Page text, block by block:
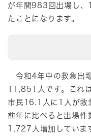
が年間983回出場し、
たことになります。
令和4年中の救急出
11,851人です。これ
市民16.1人に1人が救
前年に比べると出場
1,727人増加していま